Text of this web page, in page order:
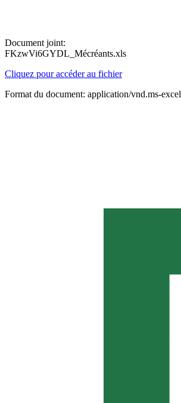
Document joint:
FKzwVi6GYDL_Mécréants.xls
Cliquez pour accéder au fichier
Format du document: application/vnd.ms-excel